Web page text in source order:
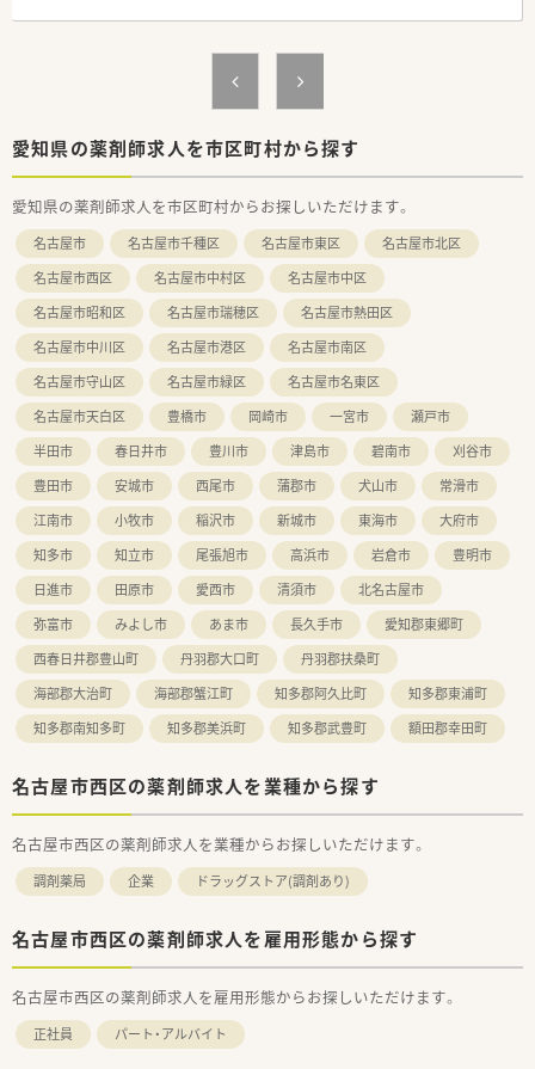
愛知県の薬剤師求人を市区町村から探す
愛知県の薬剤師求人を市区町村からお探しいただけます。
名古屋市 名古屋市千種区 名古屋市東区
名古屋市北区
名古屋市西区
名古屋市中村区
名古屋市中区
名古屋市昭和区
名古屋市瑞穂区
名古屋市熱田区
名古屋市中川区
名古屋市港区
名古屋市南区
名古屋市守山区
名古屋市緑区
名古屋市名東区
名古屋市天白区
豊橋市 岡崎市 一宮市
瀬戸市
半田市
春日井市 豊川市 津島市 碧南市
刈谷市
豊田市
安城市 西尾市 蒲郡市 犬山市
常滑市
江南市
小牧市 稲沢市 新城市 東海市
大府市
知多市
知立市 尾張旭市 高浜市 岩倉市
豊明市
日進市
田原市 愛西市 清須市
北名古屋市
弥富市
みよし市 あま市 長久手市
愛知郡東郷町
西春日井郡豊山町
丹羽郡大口町
丹羽郡扶桑町
海部郡大治町
海部郡蟹江町 知多郡阿久比町
知多郡東浦町
知多郡南知多町
知多郡美浜町 知多郡武豊町 額田郡幸田町
名古屋市西区の薬剤師求人を業種から探す
名古屋市西区の薬剤師求人を業種からお探しいただけます。
調剤薬局 企業 ドラッグストア(調剤あり)
名古屋市西区の薬剤師求人を雇用形態から探す
名古屋市西区の薬剤師求人を雇用形態からお探しいただけます。
正社員 パート・アルバイト